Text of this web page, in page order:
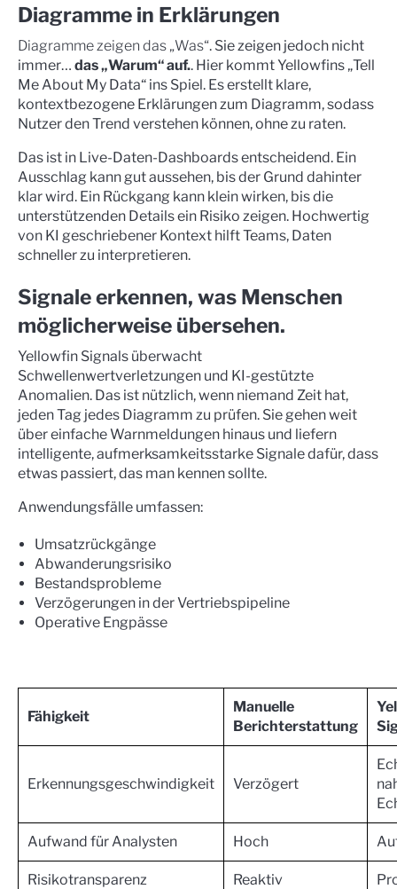
Diagramme in Erklärungen
Diagramme zeigen das „Was“. Sie zeigen jedoch nicht
immer… das „Warum“ auf.. Hier kommt Yellowfins „Tell
Me About My Data“ ins Spiel. Es erstellt klare,
kontextbezogene Erklärungen zum Diagramm, sodass
Nutzer den Trend verstehen können, ohne zu raten.
Das ist in Live-Daten-Dashboards entscheidend. Ein
Ausschlag kann gut aussehen, bis der Grund dahinter
klar wird. Ein Rückgang kann klein wirken, bis die
unterstützenden Details ein Risiko zeigen. Hochwertig
von KI geschriebener Kontext hilft Teams, Daten
schneller zu interpretieren.
Signale erkennen, was Menschen
möglicherweise übersehen.
Yellowfin Signals überwacht
Schwellenwertverletzungen und KI-gestützte
Anomalien. Das ist nützlich, wenn niemand Zeit hat,
jeden Tag jedes Diagramm zu prüfen. Sie gehen weit
über einfache Warnmeldungen hinaus und liefern
intelligente, aufmerksamkeitsstarke Signale dafür, dass
etwas passiert, das man kennen sollte.
Anwendungsfälle umfassen:
Umsatzrückgänge
Abwanderungsrisiko
Bestandsprobleme
Verzögerungen in der Vertriebspipeline
Operative Engpässe
Fähigkeit
Manuelle
Berichterstattung
Erkennungsgeschwindigkeit Verzögert
Aufwand für Analysten Hoch
Risikotransparenz Reaktiv